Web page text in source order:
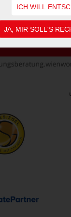
ICH WILL
JA, MIR SOLL'S